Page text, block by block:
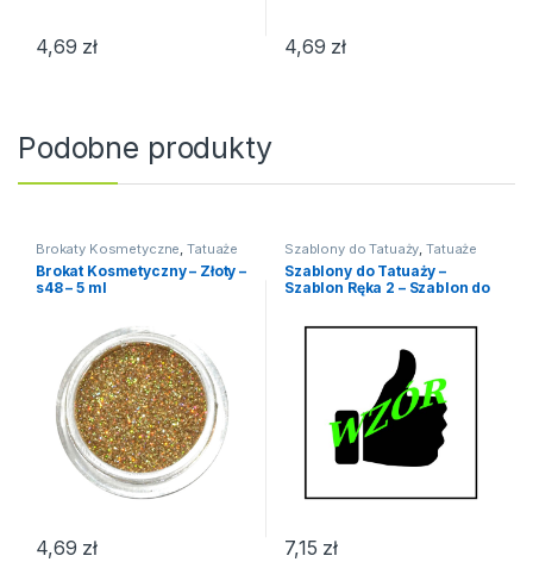
4,69 zł 4,69 zł
Podobne produkty
Brokaty Kosmetyczne,Tatuaże
Brokat Kosmetyczny – Złoty –
s48 – 5 ml
4,69 zł
Szablony do Tatuaży,Tatuaże
Szablony do Tatuaży –
Szablon Ręka 2 – Szablon do
7,15 zł